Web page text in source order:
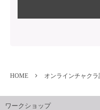
料等の詳細につきまし
致します。
HOME オンラインチャク
ワークショップ